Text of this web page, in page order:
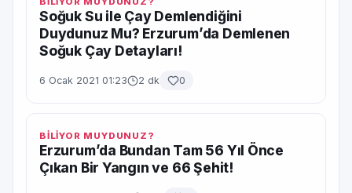
Soğuk Su ile Çay Demlendiğini
Duydunuz Mu? Erzurum’da Demlenen
Soğuk Çay Detayları!
6 Ocak 2021 01:23 2 dk 0
BİLİYOR MUYDUNUZ?
Erzurum’da Bundan Tam 56 Yıl Önce
Çıkan Bir Yangın ve 66 Şehit!